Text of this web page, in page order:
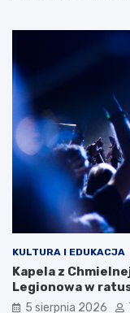
KULTURA I EDUKACJA
Kapela z
Legionowa w
5 sierpnia 2026